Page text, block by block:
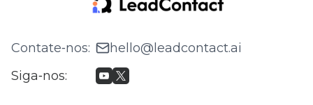
Contate‑nos:
hello@leadcontact.ai
Siga‑nos: